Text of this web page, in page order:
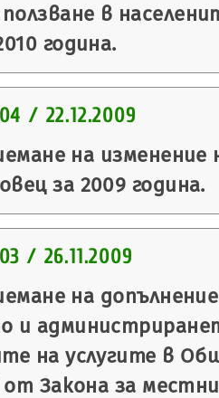
в
година.
/ 22.12.2009
на
за 2009 година.
/ 26.11.2009
на
и
на услугите в
от Закона за